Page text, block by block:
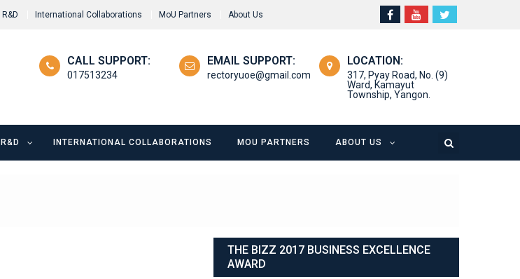
R&D International Collaborations MoU Partners About Us
CALL SUPPORT:
017513234
EMAIL SUPPORT:
rectoryuoe@gmail.com
LOCATION:
317, Pyay Road, No. (9)
Ward, Kamayut
Township, Yangon.
R&D INTERNATIONAL COLLABORATIONS MOU PARTNERS ABOUT US
THE BIZZ 2017 BUSINESS EXCELLENCE
AWARD